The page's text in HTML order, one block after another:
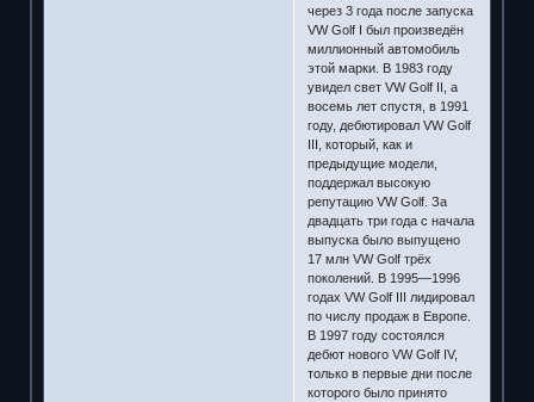
через 3 года после запуска
VW Golf I был произведён
миллионный автомобиль
этой марки. В 1983 году
увидел свет VW Golf II, а
восемь лет спустя, в 1991
году, дебютировал VW Golf
III, который, как и
предыдущие модели,
поддержал высокую
репутацию VW Golf. За
двадцать три года с начала
выпуска было выпущено
17 млн VW Golf трёх
поколений. В 1995—1996
годах VW Golf III лидировал
по числу продаж в Европе.
В 1997 году состоялся
дебют нового VW Golf IV,
только в первые дни после
которого было принято